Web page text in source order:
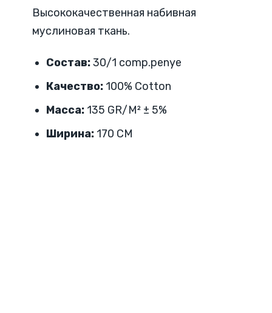
Высококачественная набивная
муслиновая ткань.
Состав:30/1 comp.penye
Качество:100% Cotton
Масса:135 GR/M² ± 5%
Ширина:170 CM